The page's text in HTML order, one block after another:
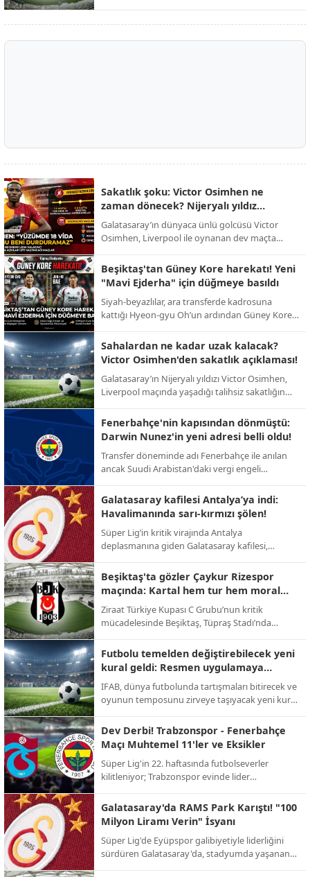
Sakatlık şoku: Victor Osimhen ne
zaman dönecek? Nijeryalı yıldız
sessizliğini bozdu!
Galatasaray’ın dünyaca ünlü golcüsü Victor
Osimhen, Liverpool ile oynanan dev maçta
konuştu. Yıldız oyuncu, sahalardan uzak
kalacağı süreyi bizzat açıkladı.
Beşiktaş'tan Güney Kore harekatı! Yeni
"Mavi Ejderha" için düğmeye basıldı
Siyah-beyazlılar, ara transferde kadrosuna
kattığı Hyeon-gyu Oh’un ardından Güney Kore
Ada’da fırtınalar estiren Jun-ho Bae.
Sahalardan ne kadar uzak kalacak?
Victor Osimhen'den sakatlık açıklaması!
Galatasaray’ın Nijeryalı yıldızı Victor Osimhen,
Liverpool maçında yaşadığı talihsiz sakatlığın
tarihi bizzat duyurdu.
Fenerbahçe'nin kapısından dönmüştü:
Darwin Nunez'in yeni adresi belli oldu!
Transfer döneminde adı Fenerbahçe ile anılan
ancak Suudi Arabistan'daki vergi engeli
takas operasyonuyla Premier Lig'e geri dönüyor.
Galatasaray kafilesi Antalya’ya indi:
Havalimanında sarı-kırmızı şölen!
Süper Lig’in kritik virajında Antalya
deplasmanına giden Galatasaray kafilesi,
karşılandı; sarı-kırmızılı taraftarlar şampiyonluk
yolunda takıma tam destek verdi.
Beşiktaş'ta gözler Çaykur Rizespor
maçında: Kartal hem tur hem moral
peşinde!
Ziraat Türkiye Kupası C Grubu’nun kritik
mücadelesinde Beşiktaş, Tüpraş Stadı’nda
dönümüne özel kampanya maça damga
vuracak.
Futbolu temelden değiştirebilecek yeni
kural geldi: Resmen uygulamaya
geçiyor!
IFAB, dünya futbolunda tartışmaları bitirecek ve
oyunun temposunu zirveye taşıyacak yeni kural
yeni dönem başlıyor.
Dev Derbi! Trabzonspor - Fenerbahçe
Maçı Muhtemel 11'ler ve Eksikler
Süper Lig'in 22. haftasında futbolseverler
kilitleniyor; Trabzonspor evinde lider
yeniden şekillendirmek istiyor.
Galatasaray'da RAMS Park Karıştı! "100
Milyon Liramı Verin" İsyanı
Süper Lig'de Eyüpspor galibiyetiyle liderliğini
sürdüren Galatasaray'da, stadyumda yaşanan